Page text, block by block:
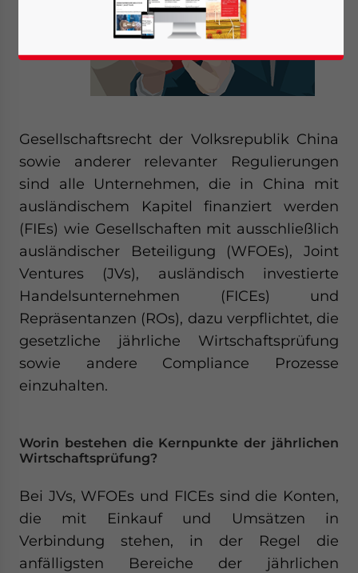
Gesellschaftsrecht der Volksrepublik China
sowie anderer relevanter Regulierungen
sind alle Unternehmen, die in China mit
ausländischem Kapitel finanziert werden
(FIEs) wie Gesellschaften mit ausschließlich
ausländischer Beteiligung (WFOEs), Joint
Ventures (JVs), ausländisch investierte
Handelsunternehmen (FICEs) und
Repräsentanzen (ROs), dazu verpflichtet, die
gesetzliche jährliche Wirtschaftsprüfung
sowie andere Compliance Prozesse
einzuhalten.
Worin bestehen die Kernpunkte der jährlichen
Wirtschaftsprüfung?
Bei JVs, WFOEs und FICEs sind die Konten,
die mit Einkauf und Umsätzen in
Verbindung stehen, in der Regel die
anfälligsten Bereiche der jährlichen
Privacy PolicyStatement for this
website. Please send me business news and updates
for Asia!
- case sensitive